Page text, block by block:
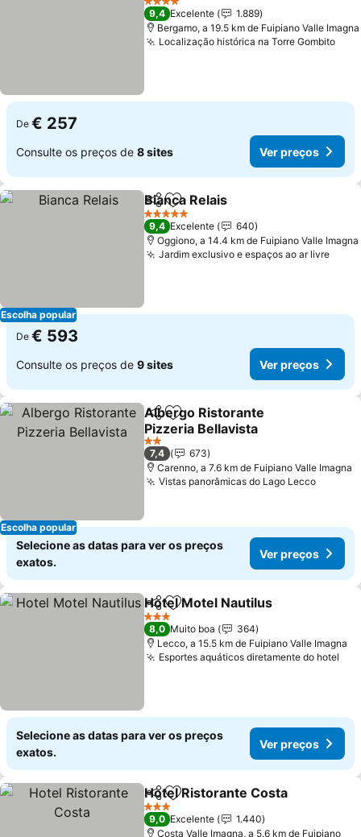
4 Estrelas
9,4 Excelente
1.889
Bergamo, a 19.5 km de Fuipiano Valle Imagna
Localização histórica na Torre Gombito
De € 257
Consulte os preços de 8 sites Ver preços
Escolha popular
PartilharAdicionar aos favoritos
Bianca Relais
5 Estrelas
9,4 Excelente
640
Oggiono, a 14.4 km de Fuipiano Valle Imagna
Jardim exclusivo e espaços ao ar livre
De € 593
Consulte os preços de 9 sites Ver preços
Escolha popular
PartilharAdicionar aos favoritos
Albergo Ristorante
Pizzeria Bellavista
2 Estrelas
7,4
673
Carenno, a 7.6 km de Fuipiano Valle Imagna
Vistas panorâmicas do Lago Lecco
Selecione as datas para ver os preços
exatos.
Ver preços
PartilharAdicionar aos favoritos
Hotel Motel Nautilus
3 Estrelas
8,0 Muito boa
364
Lecco, a 15.5 km de Fuipiano Valle Imagna
Esportes aquáticos diretamente do hotel
Selecione as datas para ver os preços
exatos.
Ver preços
PartilharAdicionar aos favoritos
Hotel Ristorante Costa
3 Estrelas
9,0 Excelente
1.440
Costa Valle Imagna, a 5.6 km de Fuipiano